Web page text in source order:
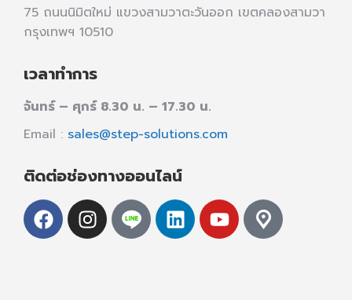
75 ถนนนิมิตใหม่ แขวงสามวาตะวันออก เขตคลองสามวา
กรุงเทพฯ 10510
เวลาทำการ
จันทร์ – ศุกร์ 8.30 น. – 17.30 น.
Email : sales@step-solutions.com
ติดต่อช่องทางออนไลน์